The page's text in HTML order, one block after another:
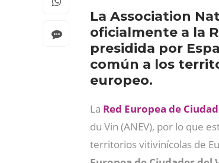
La Association
oficialmente a la
presidida por
común a los
europeo.
La Red Europea de
du Vin (ANEV), por lo que
territorios vitivinícolas de